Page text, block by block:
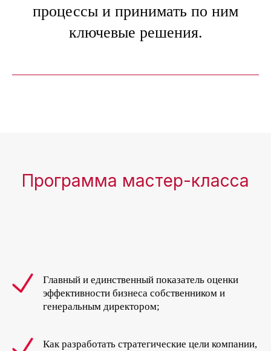
процессы и принимать по ним
ключевые решения.
Программа мастер-класса
Главный и единственный показатель оценки
эффективности бизнеса собственником и
генеральным директором;
Как разработать стратегические цели компании,